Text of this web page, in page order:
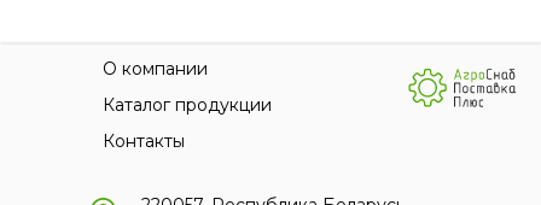
О компании
Каталог продукции
Контакты